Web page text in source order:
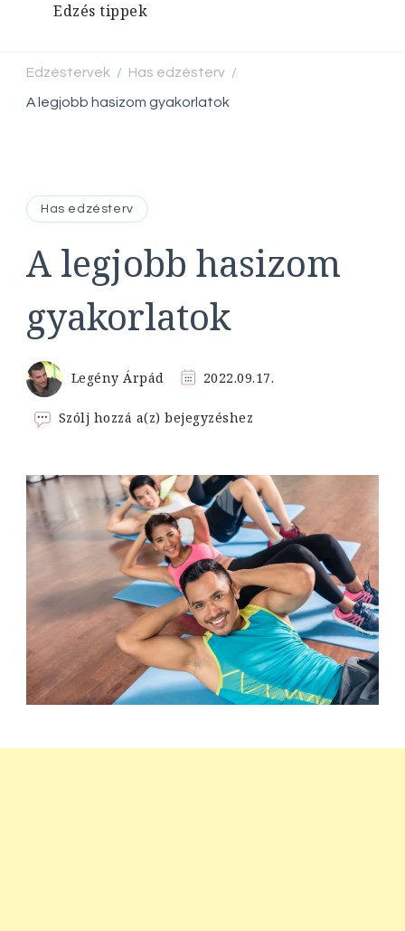
Edzés tippek
Edzéstervek / Has edzésterv /
A legjobb hasizom gyakorlatok
Has edzésterv
A legjobb hasizom
gyakorlatok
Legény Árpád 2022.09.17.
Szólj hozzá a(z)A
gyakorlatok
bejegyzéshez